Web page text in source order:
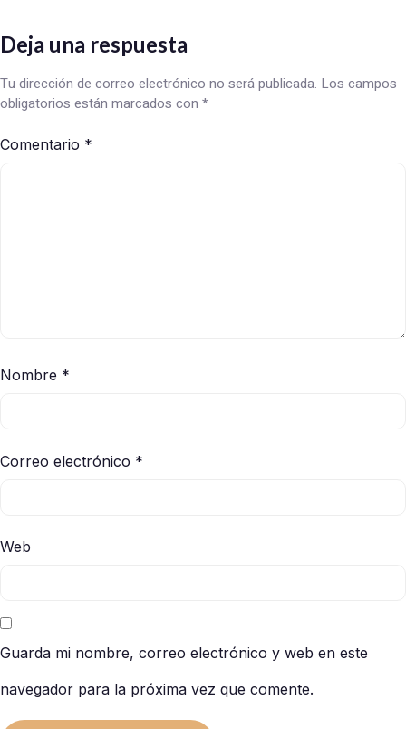
Deja una respuesta
Tu dirección de correo electrónico no será publicada. Los campos
obligatorios están marcados con *
Comentario *
Nombre *
Correo electrónico *
Web
Guarda mi nombre, correo electrónico y web en este
navegador para la próxima vez que comente.